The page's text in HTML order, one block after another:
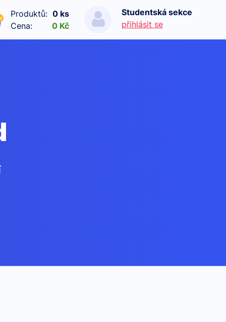
Produktů: 0 ks
Cena:
0 Kč
Studentská sekce
přihlásit se